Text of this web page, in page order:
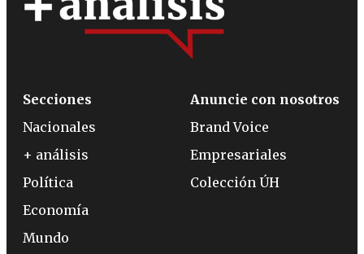
Secciones
Nacionales
+ análisis
Política
Economía
Mundo
Anuncie con nosotros
Brand Voice
Empresariales
Colección ÚH